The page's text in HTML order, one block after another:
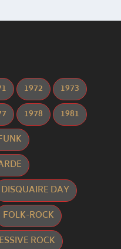
1972
1973
1978
1981
DISQUAIRE DAY
FOLK-ROCK
ROCK